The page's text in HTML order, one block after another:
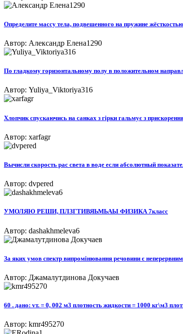
Определите массу тела, подвешенного на пружине
Автор: Александр Елена1290
По гладкому горизонтальному полу в положительном
Автор: Yuliya_Viktoriya316
Хлопчик спускаючись на санках з гірки гальмує з
Автор: xarfagr
Вычисли скорость рас света в воде если абсолютный
Автор: dvpered
УМОЛЯЮ РЕШИ, ПЛЗГТИВЯЬМЬАЫ ФИЗИКА 7класс
Автор: dashakhmeleva6
За яких умов спектр випромінювання речовини є
Автор: Джамалутдинова Докучаев
60 . дано: vт. = 0, 002 м3 плотность жидкости = 1000 кг\м3
Автор: kmr495270